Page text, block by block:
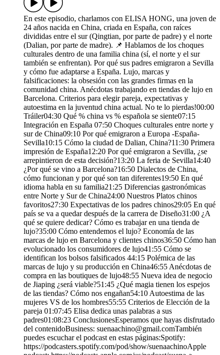
En este episodio, charlamos con ELISA HONG, una joven de
24 años nacida en China, criada en España, con raíces
divididas entre el sur (Qingtian, por parte de padre) y el norte
(Dalian, por parte de madre). 📌 Hablamos de los choques
culturales dentro de una familia china (sí, el norte y el sur
también se enfrentan). Por qué sus padres emigraron a Sevilla
y cómo fue adaptarse a España. Lujo, marcas y
falsificaciones: la obsesión con las grandes firmas en la
comunidad china. Anécdotas trabajando en tiendas de lujo en
Barcelona. Criterios para elegir pareja, expectativas y
autoestima en la juventud china actual. No te lo pierdas!00:00
Tráiler04:30 Qué % china vs % española se siente07:15
Integración en España 07:50 Choques culturales entre norte y
sur de China09:10 Por qué emigraron a Europa -España-
Sevilla10:15 Cómo la ciudad de Dalian, China?11:30 Primera
impresión de España12:20 Por qué emigraron a Sevilla, ¿se
arrepintieron de esta decisión?13:20 La feria de Sevilla14:40
¿Por qué se vino a Barcelona?16:50 Dialectos de China,
cómo funcionan y por qué son tan diferentes19:50 En qué
idioma habla en su familia21:25 Diferencias gastronómicas
entre Norte y Sur de China24:00 Nuestros Platos chinos
favoritos27:30 Expectativas de los padres chinos29:05 En qué
país se va a quedar después de la carrera de Diseño31:00 ¿A
qué se quiere dedicar? Cómo es trabajar en una tienda de
lujo?35:00 Cómo entendemos el lujo? Economía de las
marcas de lujo en Barcelona y clientes chinos36:50 Cómo han
evolucionado los consumidores de lujo41:55 Cómo se
identifican los bolsos falsificados 44:15 Polémica de las
marcas de lujo y su producción en China46:55 Anécdotas de
compra en las boutiques de lujo48:55 Nueva idea de negocio
de Jiaping ¿será viable?51:45 ¿Qué magia tienen los espejos
de las tiendas? Cómo nos engañan54:10 Autoestima de las
mujeres VS de los hombres55:55 Criterios de Elección de la
pareja 01:07:45 Elisa dedica unas palabras a sus
padres01:08:23 ConclusionesEsperamos que hayas disfrutado
del contenidoBusiness: suenaachino@gmail.comTambién
puedes escuchar el podcast en estas páginas:Spotify:
https://podcasters.spotify.com/pod/show/suenaachinoApple